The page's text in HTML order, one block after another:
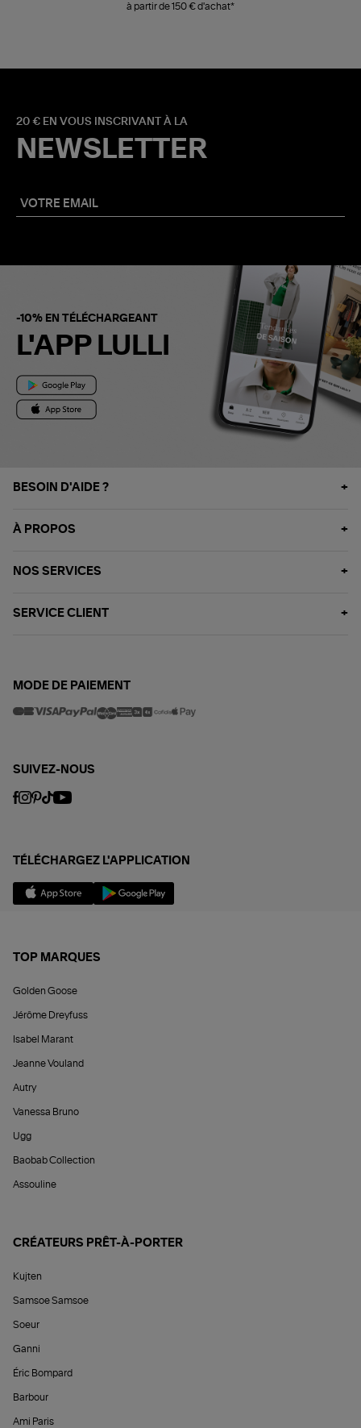
à partir de 150 € d'achat*
20 € EN VOUS INSCRIVANT À LA
NEWSLETTER
-10% EN TÉLÉCHARGEANT
L'APP LULLI
BESOIN D'AIDE ?
À PROPOS
NOS SERVICES
SERVICE CLIENT
MODE DE PAIEMENT
SUIVEZ-NOUS
TÉLÉCHARGEZ L'APPLICATION
TOP MARQUES
Golden Goose
Jérôme Dreyfuss
Isabel Marant
Jeanne Vouland
Autry
Vanessa Bruno
Ugg
Baobab Collection
Assouline
CRÉATEURS PRÊT-À-PORTER
Kujten
Samsoe Samsoe
Soeur
Ganni
Éric Bompard
Barbour
Ami Paris